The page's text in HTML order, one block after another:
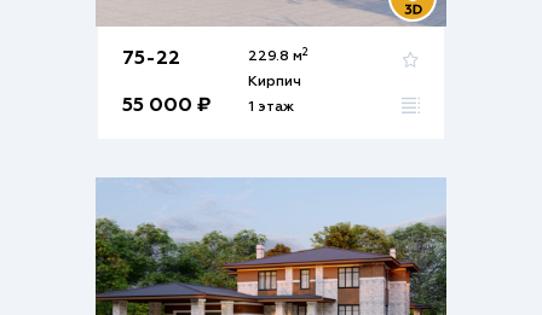
75-22
55 000 ₽
229.8 м2
Кирпич
1 этаж